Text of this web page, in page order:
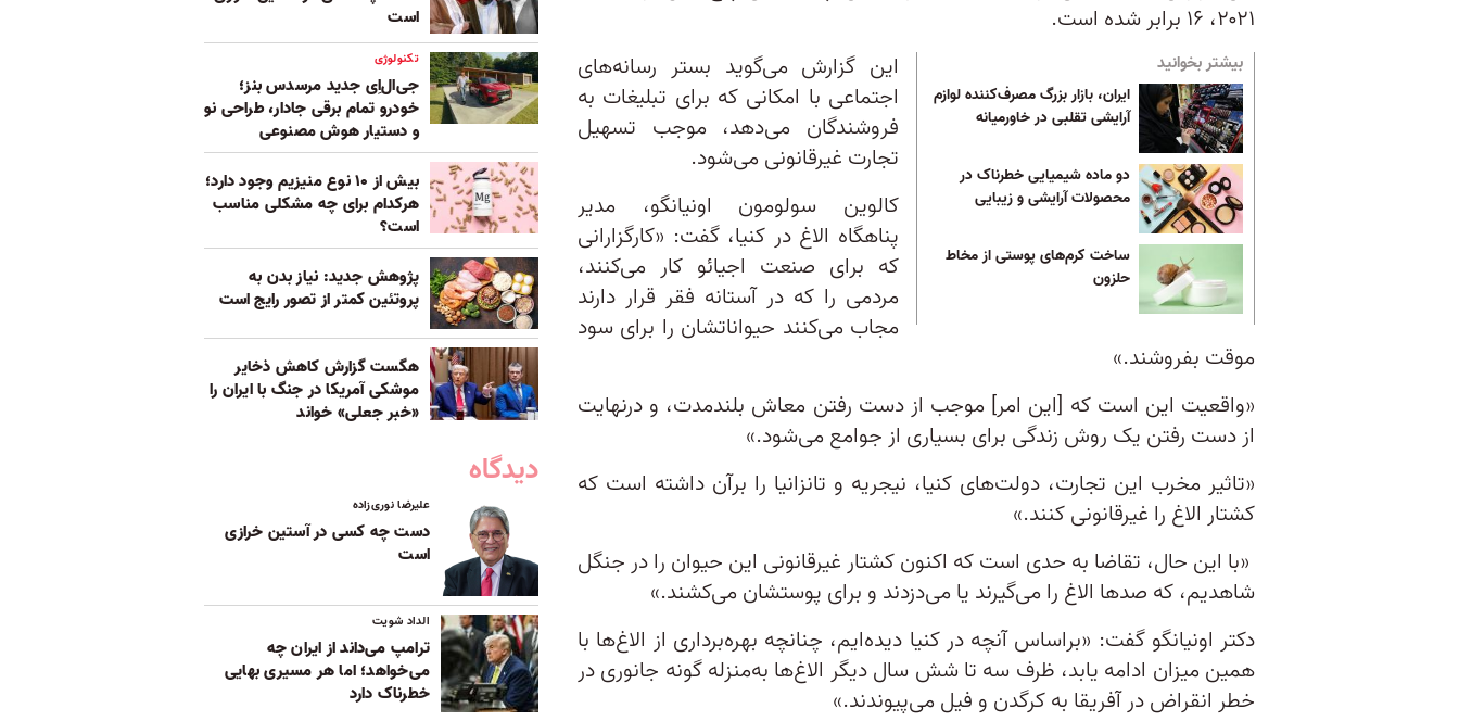
۲۰۲۱، ۱۶ برابر شده است.
بیشتر بخوانید
ایران، بازار بزرگ مصرف‌کننده لوازم
آرایشی تقلبی‌ در خاورمیانه
دو ماده شیمیایی خطرناک در
محصولات آرایشی و زیبایی
ساخت کرم‌های پوستی از مخاط
حلزون
این گزارش می‌گوید بستر رسانه‌های
اجتماعی با امکانی که برای تبلیغات به
فروشندگان می‌دهد، موجب تسهیل
تجارت غیرقانونی می‌شود.
کالوین سولومون اونیانگو، مدیر
پناهگاه الاغ در کنیا، گفت: «کارگزارانی
که برای صنعت اجیائو کار می‌کنند،
مردمی را که در آستانه فقر قرار دارند
مجاب می‌کنند حیواناتشان را برای سود
موقت بفروشند.»
«واقعیت این است که [این امر] موجب از دست رفتن معاش بلندمدت، و درنهایت
از دست رفتن یک روش زندگی برای بسیاری از جوامع می‌شود.»
«تاثیر مخرب این تجارت، دولت‌های کنیا، نیجریه و تانزانیا را برآن داشته است که
کشتار الاغ را غیرقانونی کنند.»
«با این حال، تقاضا به حدی است که اکنون کشتار غیرقانونی این حیوان را در جنگل
شاهدیم، که صدها الاغ را می‌گیرند یا می‌دزدند و برای پوستشان می‌کشند.»
دکتر اونیانگو گفت: «براساس آنچه در کنیا دیده‌ایم، چنانچه بهره‌برداری از الاغ‌ها با
همین میزان ادامه یابد، ظرف سه تا شش سال دیگر الاغ‌ها به‌منزله گونه جانوری در
خطر انقراض در آفریقا به کرگدن و فیل می‌پیوندند.»
است
تکنولوژی
جی‌ال‌اِی جدید مرسدس بنز؛
خودرو تمام برقی جادار، طراحی نو
و دستیار هوش مصنوعی
بیش از ۱۰ نوع منیزیم وجود دارد؛
هر‌کدام برای چه مشکلی مناسب‌
است؟
پژوهش جدید: نیاز بدن به
پروتئین کمتر از تصور رایج است
هگست گزارش کاهش ذخایر
موشکی آمریکا در جنگ با ایران را
«خبر جعلی» خواند
دیدگاه
علیرضا نوری‌زاده
دست چه کسی در آستین خرازی
است
الداد شویت
ترامپ می‌داند از ایران چه
می‌خواهد؛ اما هر مسیری بهایی
خطرناک دارد